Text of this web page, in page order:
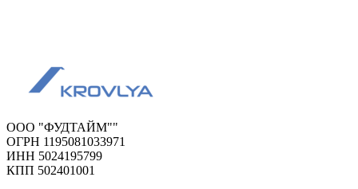
ООО "ФУДТАЙМ""
ОГРН 1195081033971
ИНН 5024195799
КПП 502401001